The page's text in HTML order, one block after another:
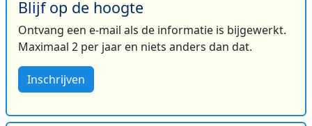
Blijf op de hoogte
Ontvang een e-mail als de informatie is bijgewerkt.
Maximaal 2 per jaar en niets anders dan dat.
Inschrijven